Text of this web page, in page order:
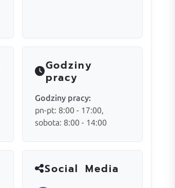
Godziny
pracy
Godziny pracy:
pn-pt: 8:00 - 17:00,
sobota: 8:00 - 14:00
Social Media